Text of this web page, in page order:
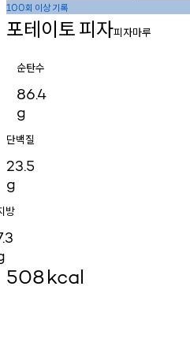
100회 이상기록
포테이토피자피자마루
순탄수
86.4
g
단백질
23.5
g
방
508kcal